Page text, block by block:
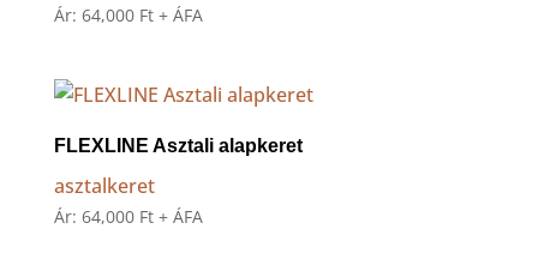
Ár: 64,000 Ft + ÁFA
FLEXLINE Asztali alapkeret
asztalkeret
Ár: 64,000 Ft + ÁFA